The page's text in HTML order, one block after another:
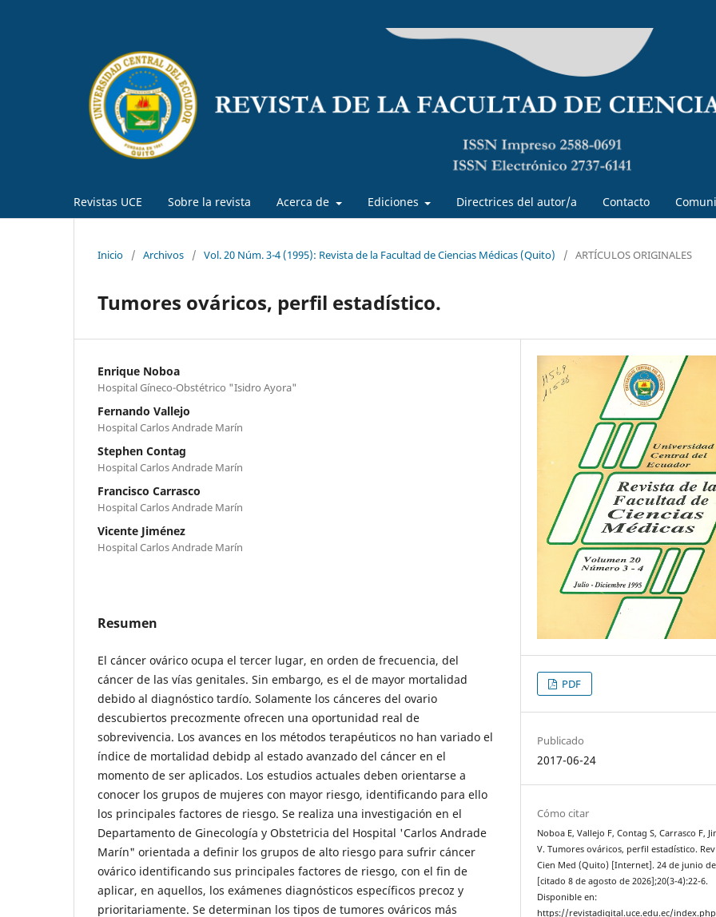
Revistas UCE Sobre la revista Acerca de Ediciones Directrices del autor/a Contacto
Inicio / Archivos / Vol. 20 Núm. 3-4 (1995): Revista de la Facultad de Ciencias Médicas (Quito) / ARTÍCULOS ORIGINALES
Tumores ováricos, perfil estadístico.
Enrique Noboa
Hospital Gíneco-Obstétrico "Isidro Ayora"
Fernando Vallejo
Hospital Carlos Andrade Marín
Stephen Contag
Hospital Carlos Andrade Marín
Francisco Carrasco
Hospital Carlos Andrade Marín
Vicente Jiménez
Hospital Carlos Andrade Marín
Resumen
El cáncer ovárico ocupa el tercer lugar, en orden de frecuencia, del
cáncer de las vías genitales. Sin embargo, es el de mayor mortalidad
debido al diagnóstico tardío. Solamente los cánceres del ovario
descubiertos precozmente ofrecen una oportunidad real de
sobrevivencia. Los avances en los métodos terapéuticos no han variado el
índice de mortalidad debidp al estado avanzado del cáncer en el
momento de ser aplicados. Los estudios actuales deben orientarse a
conocer los grupos de mujeres con mayor riesgo, identificando para ello
los principales factores de riesgo. Se realiza una investigación en el
Departamento de Ginecología y Obstetricia del Hospital 'Carlos Andrade
Marín" orientada a definir los grupos de alto riesgo para sufrir cáncer
ovárico identificando sus principales factores de riesgo, con el fin de
aplicar, en aquellos, los exámenes diagnósticos específicos precoz y
prioritariamente. Se determinan los tipos de tumores ováricos más
PDF
Publicado
2017-06-24
Cómo citar
Noboa E, Vallejo F, Contag S, Carrasco F,
V. Tumores ováricos, perfil estadístico. Rev
Cien Med (Quito) [Internet]. 24 de junio de
[citado 8 de agosto de 2026];20(3-4):22-6.
Disponible en:
https://revistadigital.uce.edu.ec/